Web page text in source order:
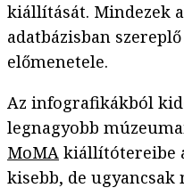
kiállítását. Mindezek
adatbázisban
előmenetele.
Az infografikákból
legnagyobb
MoMA kiállítótereibe
kisebb, de ugyancsak